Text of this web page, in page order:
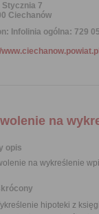
Stycznia 7
Ciechanów
Infolinia ogólna: 729
na
opis
na wykreślenie
hipoteki z